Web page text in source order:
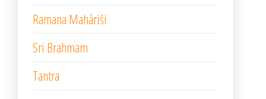
Ramana Maháriši
Sri Brahmam
Tantra